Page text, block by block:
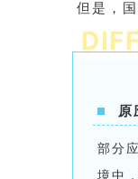
但是，
原
部分
境中